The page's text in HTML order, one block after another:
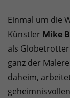
Einmal um die
Künstler Mike
als
ganz der
daheim,